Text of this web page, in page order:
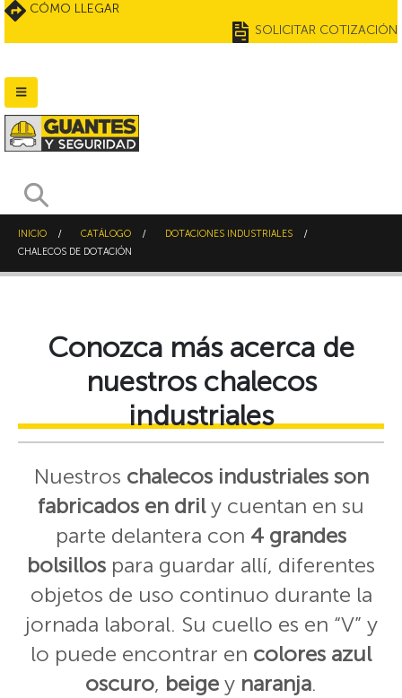
CÓMO LLEGAR
SOLICITAR COTIZACIÓN
INICIO CATÁLOGO
DOTACIONES INDUSTRIALES
CHALECOS DE DOTACIÓN
Conozca más acerca de
nuestros chalecos
industriales
Nuestros chalecos industriales son
fabricados en drily cuentan en su
parte delantera con 4 grandes
bolsillos para guardar allí, diferentes
objetos de uso continuo durante la
jornada laboral. Su cuello es en “V” y
lo puede encontrar en colores azul
oscuro, beige y naranja.